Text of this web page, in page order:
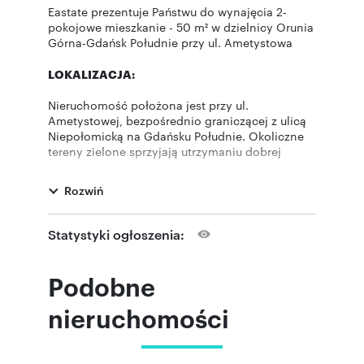
Eastate prezentuje Państwu do wynajęcia 2-
pokojowe mieszkanie - 50 m² w dzielnicy Orunia
Górna-Gdańsk Południe przy ul. Ametystowa
LOKALIZACJA:
Nieruchomość położona jest przy ul.
Ametystowej, bezpośrednio graniczącej z ulicą
Niepołomicką na Gdańsku Południe. Okoliczne
tereny zielone sprzyjają utrzymaniu dobrej
Trójmieście jest lokalizacja blisko Obwodnicy
oraz innego węzła komunikacyjnego. W okolicy
znajduje się pełen wachlarz usług, który
zaspokoi potrzeby najbardziej wymagających.
gastronomiczne, sklepy, punkty usługowe,
przedszkola, place zabaw, alejki spacerowe,
Rozwiń
Statystyki ogłoszenia:
Podobne
nieruchomości